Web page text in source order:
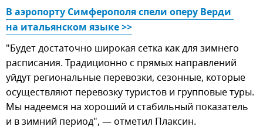
В аэропорту Симферополя спели оперу Верди
на итальянском языке >>
"Будет достаточно широкая сетка как для зимнего
расписания. Традиционно с прямых направлений
уйдут региональные перевозки, сезонные, которые
осуществляют перевозку туристов и групповые туры.
Мы надеемся на хороший и стабильный показатель
и в зимний период", — отметил Плаксин.